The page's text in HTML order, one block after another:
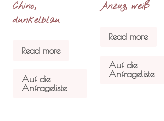
Chino,
dunkelblau
Read more
Auf die
Anfrageliste
Anzug, weiß
Read more
Auf die
Anfrageliste